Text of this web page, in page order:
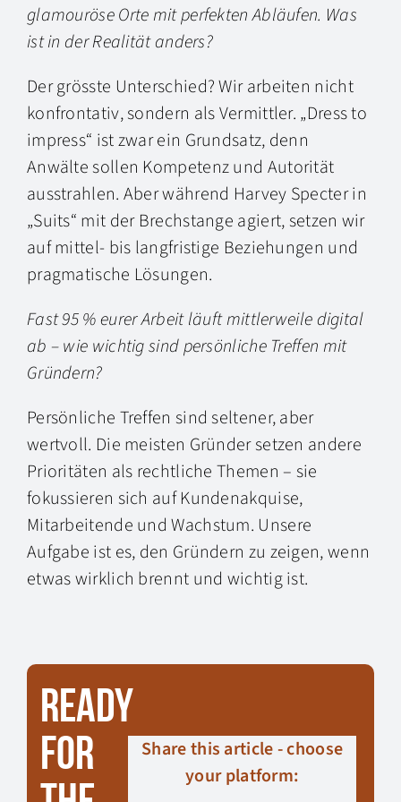
glamouröse Orte mit perfekten Abläufen. Was
ist in der Realität anders?
Der grösste Unterschied? Wir arbeiten nicht
konfrontativ, sondern als Vermittler. „Dress to
impress“ ist zwar ein Grundsatz, denn
Anwälte sollen Kompetenz und Autorität
ausstrahlen. Aber während Harvey Specter in
„Suits“ mit der Brechstange agiert, setzen wir
auf mittel- bis langfristige Beziehungen und
pragmatische Lösungen.
Fast 95 % eurer Arbeit läuft mittlerweile digital
ab – wie wichtig sind persönliche Treffen mit
Gründern?
Persönliche Treffen sind seltener, aber
wertvoll. Die meisten Gründer setzen andere
Prioritäten als rechtliche Themen – sie
fokussieren sich auf Kundenakquise,
Mitarbeitende und Wachstum. Unsere
Aufgabe ist es, den Gründern zu zeigen, wenn
etwas wirklich brennt und wichtig ist.
Ready
for
Share this article - choose
your platform: